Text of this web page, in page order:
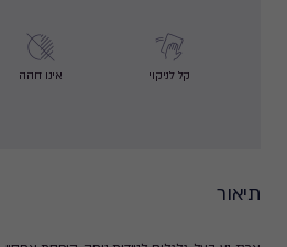
קל לניקוי אינו דוהה
תיאור